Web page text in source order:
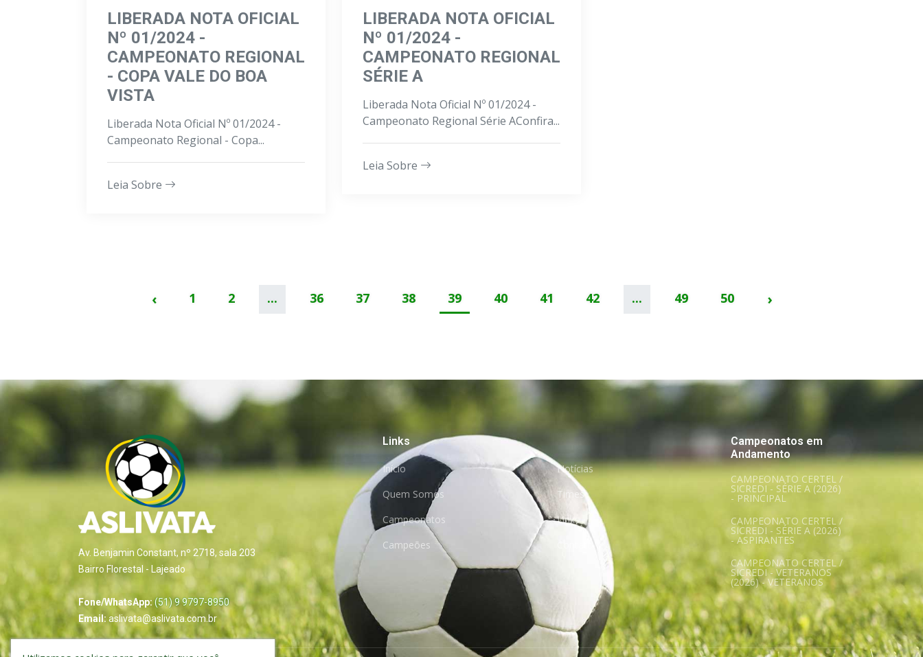
LIBERADA NOTA OFICIAL
Nº 01/2024 -
CAMPEONATO REGIONAL
- COPA VALE DO BOA
VISTA
Liberada Nota Oficial Nº 01/2024 -
Campeonato Regional - Copa...
Leia Sobre
LIBERADA NOTA OFICIAL
Nº 01/2024 -
CAMPEONATO REGIONAL
SÉRIE A
Liberada Nota Oficial Nº 01/2024 -
Campeonato Regional Série AConfira...
Leia Sobre
‹ 1 2 ... 36 37 38 39 40 41 42 ... 49 50 ›
Av. Benjamin Constant, nº 2718, sala 203
Bairro Florestal - Lajeado
Fone/WhatsApp: (51) 9 9797-8950
Email: aslivata@aslivata.com.br
Links
Início
Quem Somos
Campeonatos
Campeões
Notícias
Times
Links
Contato
Campeonatos em
Andamento
CAMPEONATO CERTEL /
SICREDI - SÉRIE A (2026)
- PRINCIPAL
CAMPEONATO CERTEL /
SICREDI - SÉRIE A (2026)
- ASPIRANTES
CAMPEONATO CERTEL /
SICREDI - VETERANOS
(2026) - VETERANOS